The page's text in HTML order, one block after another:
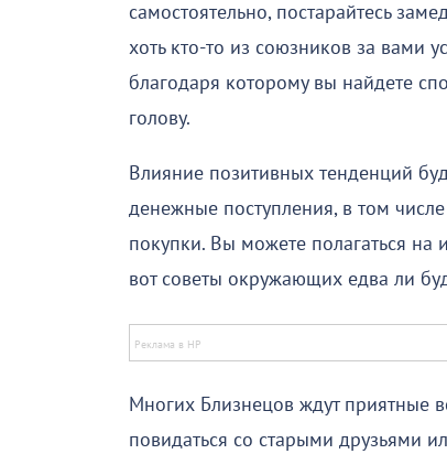
самостоятельно, постарайтесь
хоть кто-то из союзников за вами
благодаря которому вы найдете
голову.
Влияние позитивных тенденций
денежные поступления, в том
покупки. Вы можете полагаться
вот советы окружающих едва ли
Многих Близнецов ждут приятные
повидаться со старыми друзьями